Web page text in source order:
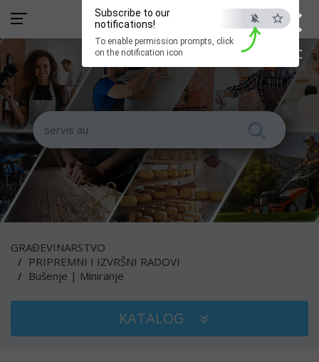
×
ESC
Subscribe to our
notifications!
To enable permission prompts, click
on the notification icon
GRAĐEVINARSTVO
PRIPREMNI I IZVRŠNI RADOVI
Bušenje | Miniranje
KATALOG